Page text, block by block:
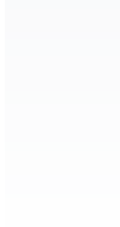
49.
2015. június 24-